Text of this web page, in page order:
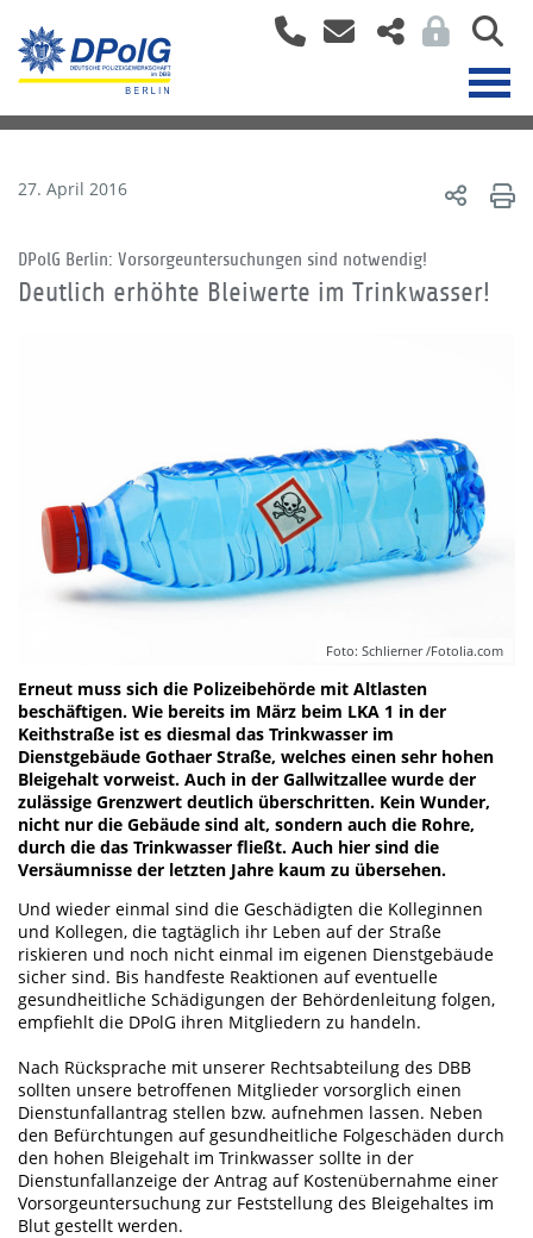
27. April 2016
DPolG Berlin: Vorsorgeuntersuchungen sind notwendig!
Deutlich erhöhte Bleiwerte im Trinkwasser!
Foto: Schlierner /Fotolia.com
Erneut muss sich die Polizeibehörde mit Altlasten
beschäftigen. Wie bereits im März beim LKA 1 in der
Keithstraße ist es diesmal das Trinkwasser im
Dienstgebäude Gothaer Straße, welches einen sehr hohen
Bleigehalt vorweist. Auch in der Gallwitzallee wurde der
zulässige Grenzwert deutlich überschritten. Kein Wunder,
nicht nur die Gebäude sind alt, sondern auch die Rohre,
durch die das Trinkwasser fließt. Auch hier sind die
Versäumnisse der letzten Jahre kaum zu übersehen.
Und wieder einmal sind die Geschädigten die Kolleginnen
und Kollegen, die tagtäglich ihr Leben auf der Straße
riskieren und noch nicht einmal im eigenen Dienstgebäude
sicher sind. Bis handfeste Reaktionen auf eventuelle
gesundheitliche Schädigungen der Behördenleitung folgen,
empfiehlt die DPolG ihren Mitgliedern zu handeln.
Nach Rücksprache mit unserer Rechtsabteilung des DBB
sollten unsere betroffenen Mitglieder vorsorglich einen
Dienstunfallantrag stellen bzw. aufnehmen lassen. Neben
den Befürchtungen auf gesundheitliche Folgeschäden durch
den hohen Bleigehalt im Trinkwasser sollte in der
Dienstunfallanzeige der Antrag auf Kostenübernahme einer
Vorsorgeuntersuchung zur Feststellung des Bleigehaltes im
Blut gestellt werden.